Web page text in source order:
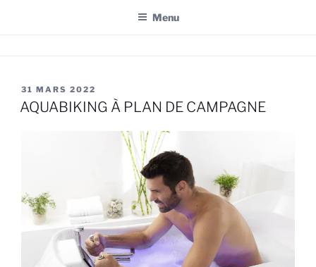
principal
Menu
PUBLIÉ
LE
31 MARS 2022
AQUABIKING À PLAN DE CAMPAGNE